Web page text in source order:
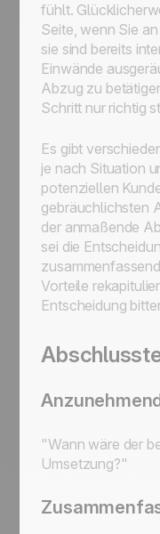
fühlt.
Seite, wenn Sie
sie sind bereits
Einwände
Abzug zu
Schritt nur richtig
Es gibt
je nach Situation
potenziellen
gebräuchlichsten
der anmaßende
sei die
Vorteile
Entscheidung
"Wann wäre der
Umsetzung?"